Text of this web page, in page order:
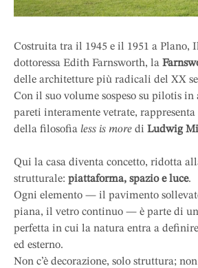
Costruita tra il 1945 e il 1951 a Plano,
dottoressa Edith Farnsworth, la
delle architetture più radicali del XX
Con il suo volume sospeso su pilotis in
pareti interamente vetrate, rappresenta
della filosofia less is more di Ludwig
Qui la casa diventa concetto, ridotta
strutturale: piattaforma, spazio e luce.
Ogni elemento — il pavimento
piana, il vetro continuo — è parte di
perfetta in cui la natura entra a
ed esterno.
Non c’è decorazione, solo struttura;